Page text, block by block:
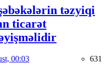
təzyiqi
ticarət
00:03 631